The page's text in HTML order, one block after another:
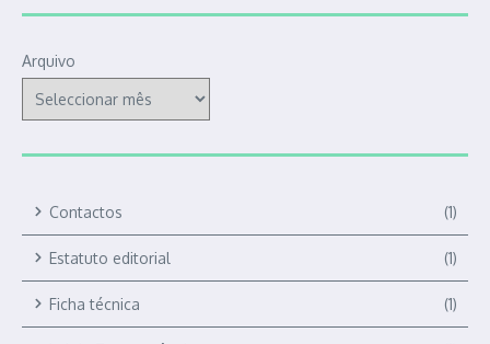
Arquivo
Contactos (1)
Estatuto editorial (1)
Ficha técnica (1)